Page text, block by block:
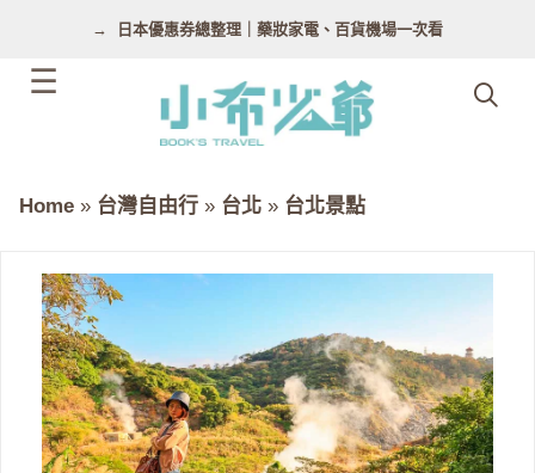
日本優惠券總整理｜藥妝家電、百貨機場一次看
Home » 台灣自由行 » 台北 » 台北景點